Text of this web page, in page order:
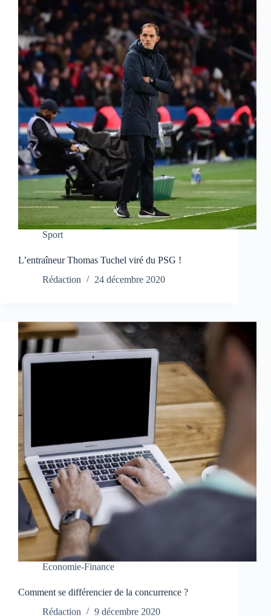
Sport
L’entraîneur Thomas Tuchel viré du PSG !
Rédaction
24 décembre 2020
Economie-Finance
Comment se différencier de la concurrence ?
Rédaction
9 décembre 2020